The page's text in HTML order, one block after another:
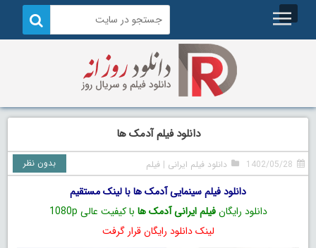
دانلود فیلم آدمک ها
1402/05/28 دانلود فیلم ایرانی |فیلم بدون نظر
دانلود فیلم سینمایی آدمک ها با لینک مستقیم
دانلود رایگانفیلم ایرانی آدمک ها با کیفیت عالی 1080p
لینک دانلود رایگان قرار گرفت